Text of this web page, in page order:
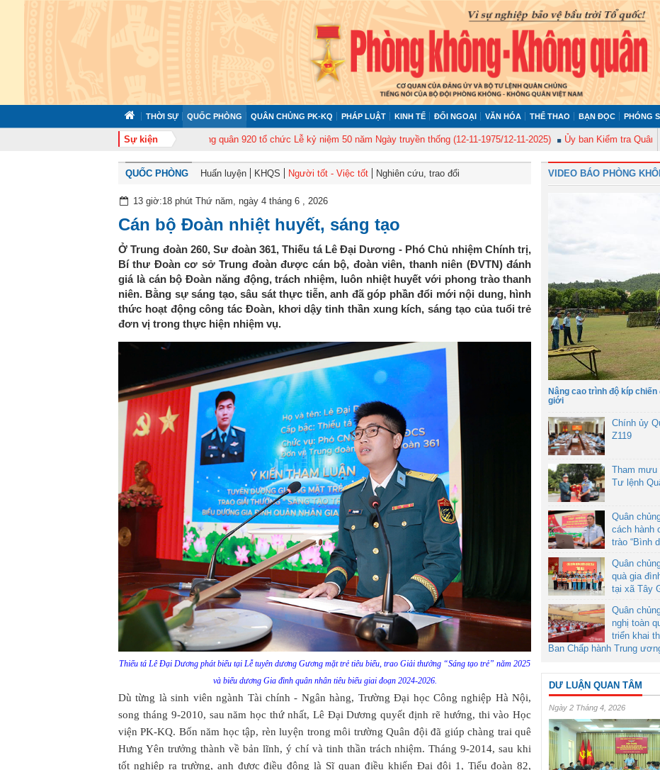
THỜI SỰ QUỐC PHÒNG QUÂN CHỦNG PK-KQ PHÁP LUẬT KINH TẾ ĐỐI NGOẠI VĂN HÓA THỂ THAO BẠN ĐỌC PHÓNG
Sự kiện
Trung đoàn Không quân 920 tổ chức Lễ kỷ niệm 50 năm Ngày truyền thống (12-11-1975/12-11-2025) Ủy ban Kiểm tra Quân ủy
QUỐC PHÒNG Huấn luyện KHQS Người tốt - Việc tốt Nghiên cứu, trao đổi
13 giờ:18 phút Thứ năm, ngày 4 tháng 6 , 2026
Cán bộ Đoàn nhiệt huyết, sáng tạo
Ở Trung đoàn 260, Sư đoàn 361, Thiếu tá Lê Đại Dương - Phó Chủ nhiệm Chính trị,
Bí thư Đoàn cơ sở Trung đoàn được cán bộ, đoàn viên, thanh niên (ĐVTN) đánh
giá là cán bộ Đoàn năng động, trách nhiệm, luôn nhiệt huyết với phong trào thanh
niên. Bằng sự sáng tạo, sâu sát thực tiễn, anh đã góp phần đổi mới nội dung, hình
thức hoạt động công tác Đoàn, khơi dậy tinh thần xung kích, sáng tạo của tuổi trẻ
đơn vị trong thực hiện nhiệm vụ.
Thiếu tá Lê Đại Dương phát biểu tại Lễ tuyên dương Gương mặt trẻ tiêu biểu, trao Giải thưởng “Sáng tạo trẻ” năm 2025
và biểu dương Gia đình quân nhân tiêu biểu giai đoạn 2024-2026.
Dù từng là sinh viên ngành Tài chính - Ngân hàng, Trường Đại học Công nghiệp Hà Nội,
song tháng 9-2010, sau năm học thứ nhất, Lê Đại Dương quyết định rẽ hướng, thi vào Học
viện PK-KQ. Bốn năm học tập, rèn luyện trong môi trường Quân đội đã giúp chàng trai quê
Hưng Yên trưởng thành về bản lĩnh, ý chí và tinh thần trách nhiệm. Tháng 9-2014, sau khi
tốt nghiệp ra trường, anh được điều động là Sĩ quan điều khiển Đại đội 1, Tiểu đoàn 82,
VIDEO BÁO PHÒNG
Nâng cao trình độ kíp
giới
Chính ủy
Z119
Tham
Tư lệnh
Quân
cách hành
trào “Bình
Quân
quà gia
tại xã Tây
Quân
nghị toàn
triển khai
Ban Chấp hành Trung
DƯ LUẬN QUAN TÂM
Ngày 2 Tháng 4, 2026